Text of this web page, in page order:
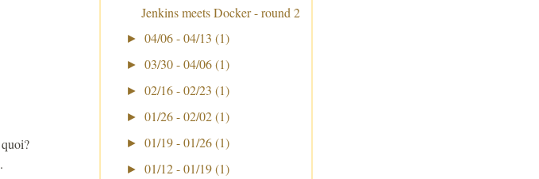
Jenkins meets Docker - round 2
► 04/06 - 04/13 (1)
► 03/30 - 04/06 (1)
► 02/16 - 02/23 (1)
► 01/26 - 02/02 (1)
► 01/19 - 01/26 (1)
► 01/12 - 01/19 (1)